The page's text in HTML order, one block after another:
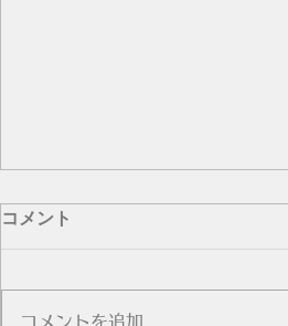
SNSは法廷じゃないっつーの
SNSを見ていると、某バンドのボ
コメント
コメントを追加…